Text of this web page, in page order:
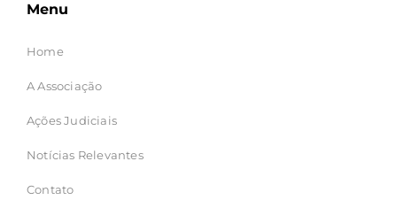
Menu
Home
A Associação
Ações Judiciais
Notícias Relevantes
Contato